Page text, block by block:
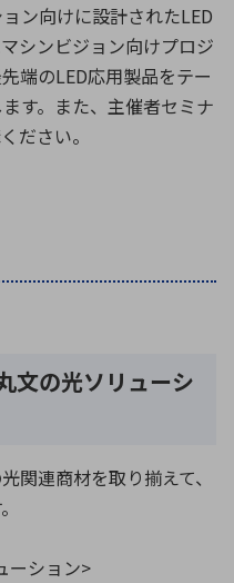
ロット
ン向けに設計されたLED
シンビジョン向けプロジ
端のLED応用製品をテー
す。また、主催者セミナ
ださい。
文の光ソリューシ
関連商材を取り揃えて、
ーション>